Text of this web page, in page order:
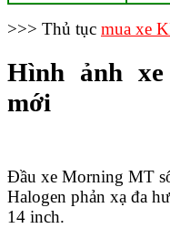
>>> Thủ tục mua xe
Hình ảnh
mới
Đầu xe Morning MT
Halogen phản xạ đa
14 inch.